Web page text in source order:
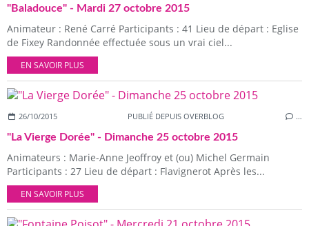
"Baladouce" - Mardi 27 octobre 2015
Animateur : René Carré Participants : 41 Lieu de départ : Eglise
de Fixey Randonnée effectuée sous un vrai ciel...
EN SAVOIR PLUS
26/10/2015 PUBLIÉ DEPUIS OVERBLOG …
"La Vierge Dorée" - Dimanche 25 octobre 2015
Animateurs : Marie-Anne Jeoffroy et (ou) Michel Germain
Participants : 27 Lieu de départ : Flavignerot Après les...
EN SAVOIR PLUS